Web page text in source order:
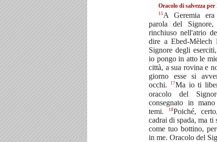
Oracolo di salvezza
15 A Geremia
parola del
rinchiuso nell'atrio
dire a Ebed-
Signore degli
io pongo in atto le
città, a sua rovina e
giorno esse si
occhi.
17Ma io ti
oracolo del
consegnato in
temi.
18Poiché,
cadrai di spada, ma ti
come tuo bottino,
in me. Oracolo del